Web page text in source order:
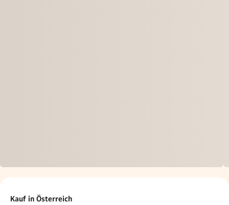
Kauf in Österreich